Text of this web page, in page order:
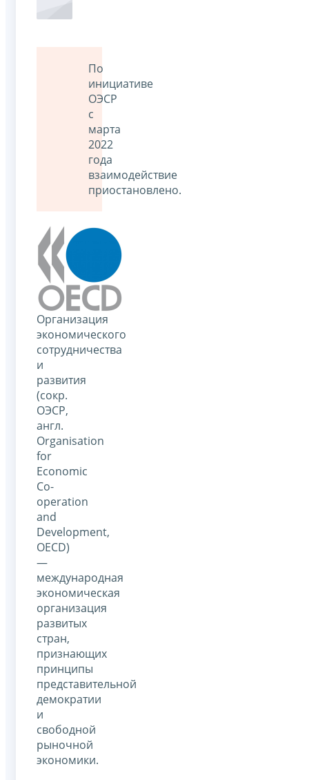
По
инициативе
ОЭСР
с
марта
2022
года
взаимодействие
приостановлено.
Организация
экономического
сотрудничества
и
развития
(сокр.
ОЭСР,
англ.
Organisation
for
Economic
Co-
operation
and
Development,
OECD)
—
международная
экономическая
организация
развитых
стран,
признающих
принципы
представительной
демократии
и
свободной
рыночной
экономики.